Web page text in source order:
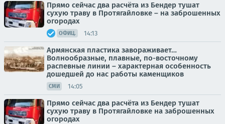
Прямо сейчас два расчёта из Бендер тушат
сухую траву в Протягайловке – на заброшенных
огородах
ОФИЦ. 14:13
Армянская пластика завораживает…
Волнообразные, плавные, по-восточному
распевные линии – характерная особенность
дошедшей до нас работы каменщиков
СМИ 14:05
Прямо сейчас два расчёта из Бендер тушат
сухую траву в Протягайловке на заброшенных
огородах